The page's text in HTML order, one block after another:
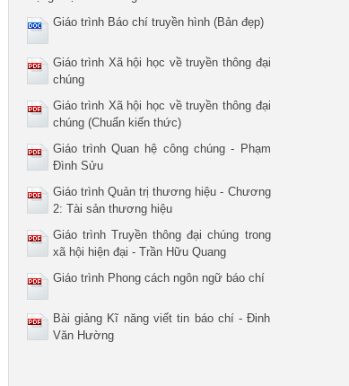
Giáo trình Báo chí truyền hình (Bản đẹp)
Giáo trình Xã hội học về truyền thông đại
chúng
Giáo trình Xã hội học về truyền thông đại
chúng (Chuẩn kiến thức)
Giáo trình Quan hệ công chúng - Phạm
Đình Sửu
Giáo trình Quản trị thương hiệu - Chương
2: Tài sản thương hiệu
Giáo trình Truyền thông đại chúng trong
xã hội hiện đại - Trần Hữu Quang
Giáo trình Phong cách ngôn ngữ báo chí
Bài giảng Kĩ năng viết tin báo chí - Đinh
Văn Hường